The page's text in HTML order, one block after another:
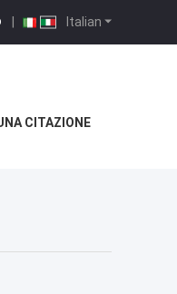
Italian
|
CITAZIONE